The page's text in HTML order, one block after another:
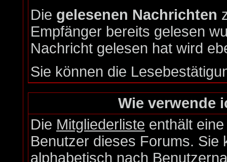
Die gelesenen Nachrichten
Empfänger bereits gelesen
Nachricht gelesen hat wird
Sie können die
Wie verwende
Die Mitgliederliste enthält
Benutzer dieses Forums. Sie
alphabetisch nach